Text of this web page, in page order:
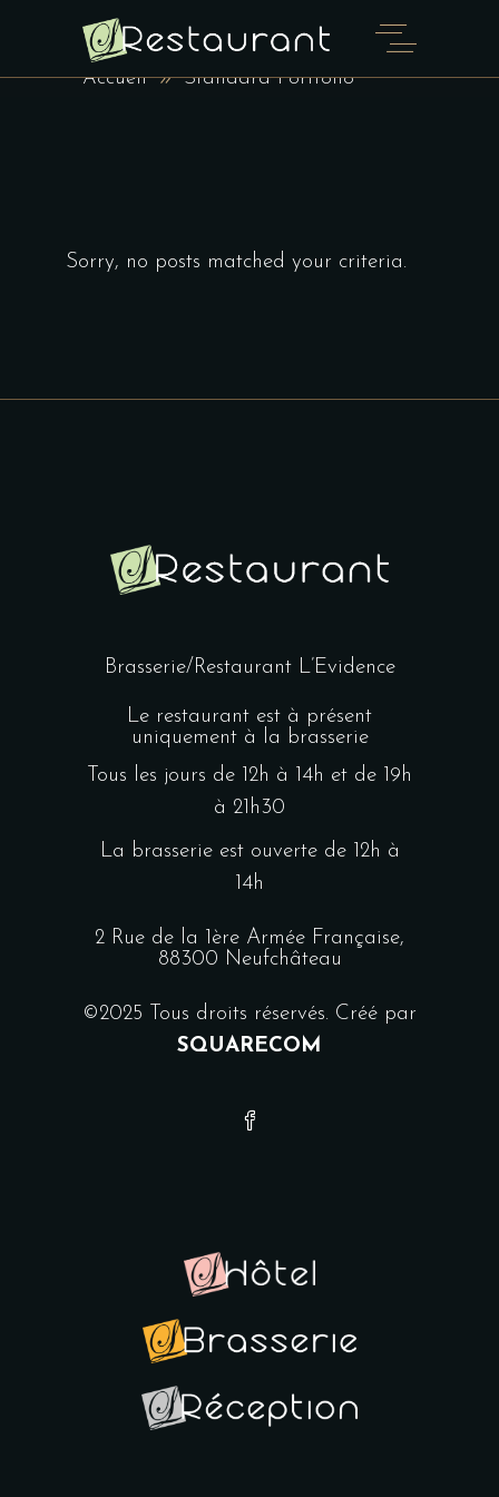
STANDARD PORTFOLIO
Accueil Standard Portfolio
Sorry, no posts matched your criteria.
Brasserie/Restaurant L’Evidence
Le restaurant est à présent
uniquement à la brasserie
Tous les jours de 12h à 14h et de 19h
à 21h30
La brasserie est ouverte de 12h à
14h
2 Rue de la 1ère Armée Française,
88300 Neufchâteau
©2025 Tous droits réservés. Créé par
SQUARECOM